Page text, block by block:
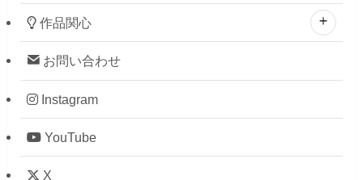
作品関心
お問い合わせ
Instagram
YouTube
X